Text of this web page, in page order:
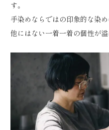
す。
手染めならではの印象的な染
他にはない一着一着の個性が溢